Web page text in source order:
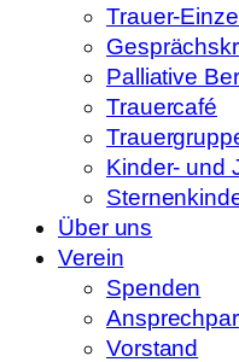
Trauer-
Palliative
Trauercafé
Kinder- und
Über uns
Verein
Spenden
Vorstand